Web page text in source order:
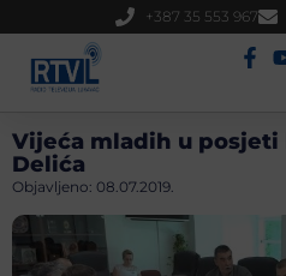
+387 35 553 967
Vijeća mladih u posjeti
Delića
Objavljeno: 08.07.2019.